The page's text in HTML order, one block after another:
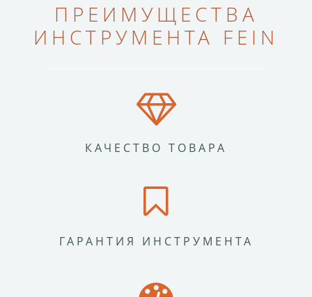
ПРЕИМУЩЕСТВА
ИНСТРУМЕНТА FEIN
КАЧЕСТВО ТОВАРА
ГАРАНТИЯ ИНСТРУМЕНТА